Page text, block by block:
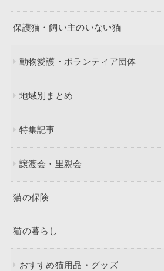
保護猫・飼い主のいない猫
動物愛護・ボランティア団体
地域別まとめ
特集記事
譲渡会・里親会
猫の保険
猫の暮らし
おすすめ猫用品・グッズ